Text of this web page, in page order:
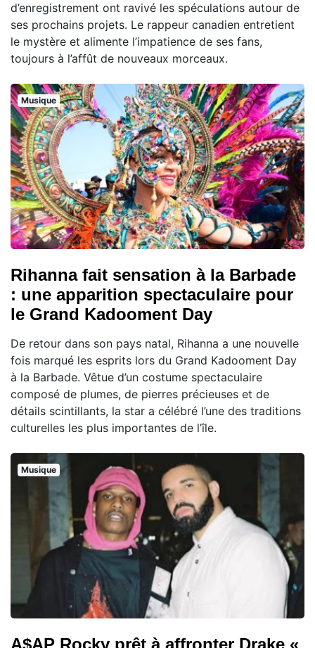
d’enregistrement ont ravivé les spéculations autour de
ses prochains projets. Le rappeur canadien entretient
le mystère et alimente l’impatience de ses fans,
toujours à l’affût de nouveaux morceaux.
Musique
Rihanna fait sensation à la Barbade
: une apparition spectaculaire pour
le Grand Kadooment Day
De retour dans son pays natal, Rihanna a une nouvelle
fois marqué les esprits lors du Grand Kadooment Day
à la Barbade. Vêtue d’un costume spectaculaire
composé de plumes, de pierres précieuses et de
détails scintillants, la star a célébré l’une des traditions
culturelles les plus importantes de l’île.
Musique